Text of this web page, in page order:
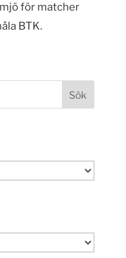
för matcher
BTK.